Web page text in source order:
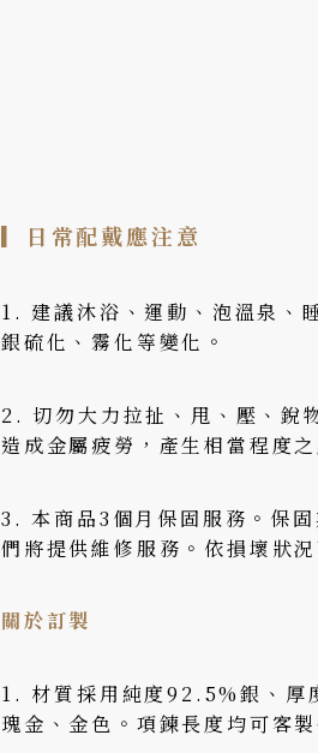
▎ 日常配戴應注意
1. 建議沐浴、運動、泡溫泉、
銀硫化、霧化等變化。
2. 切勿大力拉扯、甩、壓、銳
造成金屬疲勞，產生相當程度
3. 本商品3個月保固服務。保
們將提供維修服務。依損壞狀
關於訂製
1. 材質採用純度92.5%銀、厚
瑰金、金色。項鍊長度均可客